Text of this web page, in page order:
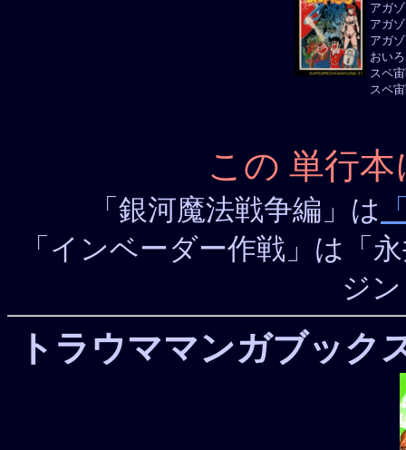
アガ
アガ
アガ
おい
スペ
スペ
この 単行
「銀河魔法戦争編」は
「インベーダー作戦」は「
ジ
トラウママンガブック